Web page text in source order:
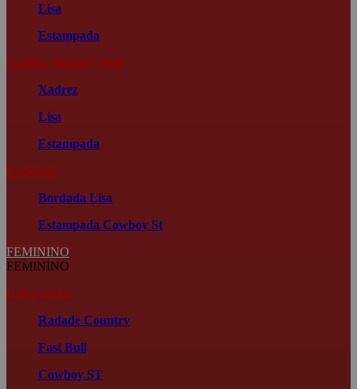
Lisa
Estampada
Camisa Manga Curta
Xadrez
Lisa
Estampada
Camiseta
Bordada Lisa
Estampada Cowboy St
FEMININO
FEMININO
Calça Jeans
Radade Country
Fast Bull
Cowboy ST